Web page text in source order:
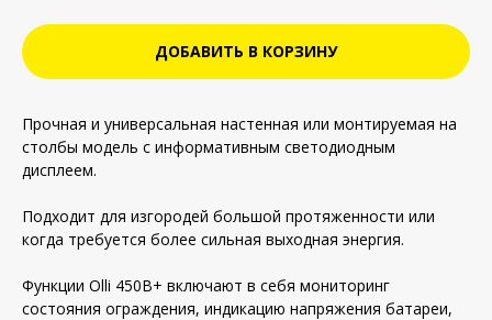
ДОБАВИТЬ В КОРЗИНУ
Прочная и универсальная настенная или монтируемая на
столбы модель с информативным светодиодным
дисплеем.
Подходит для изгородей большой протяженности или
когда требуется более сильная выходная энергия.
Функции Olli 450B+ включают в себя мониторинг
состояния ограждения, индикацию напряжения батареи,